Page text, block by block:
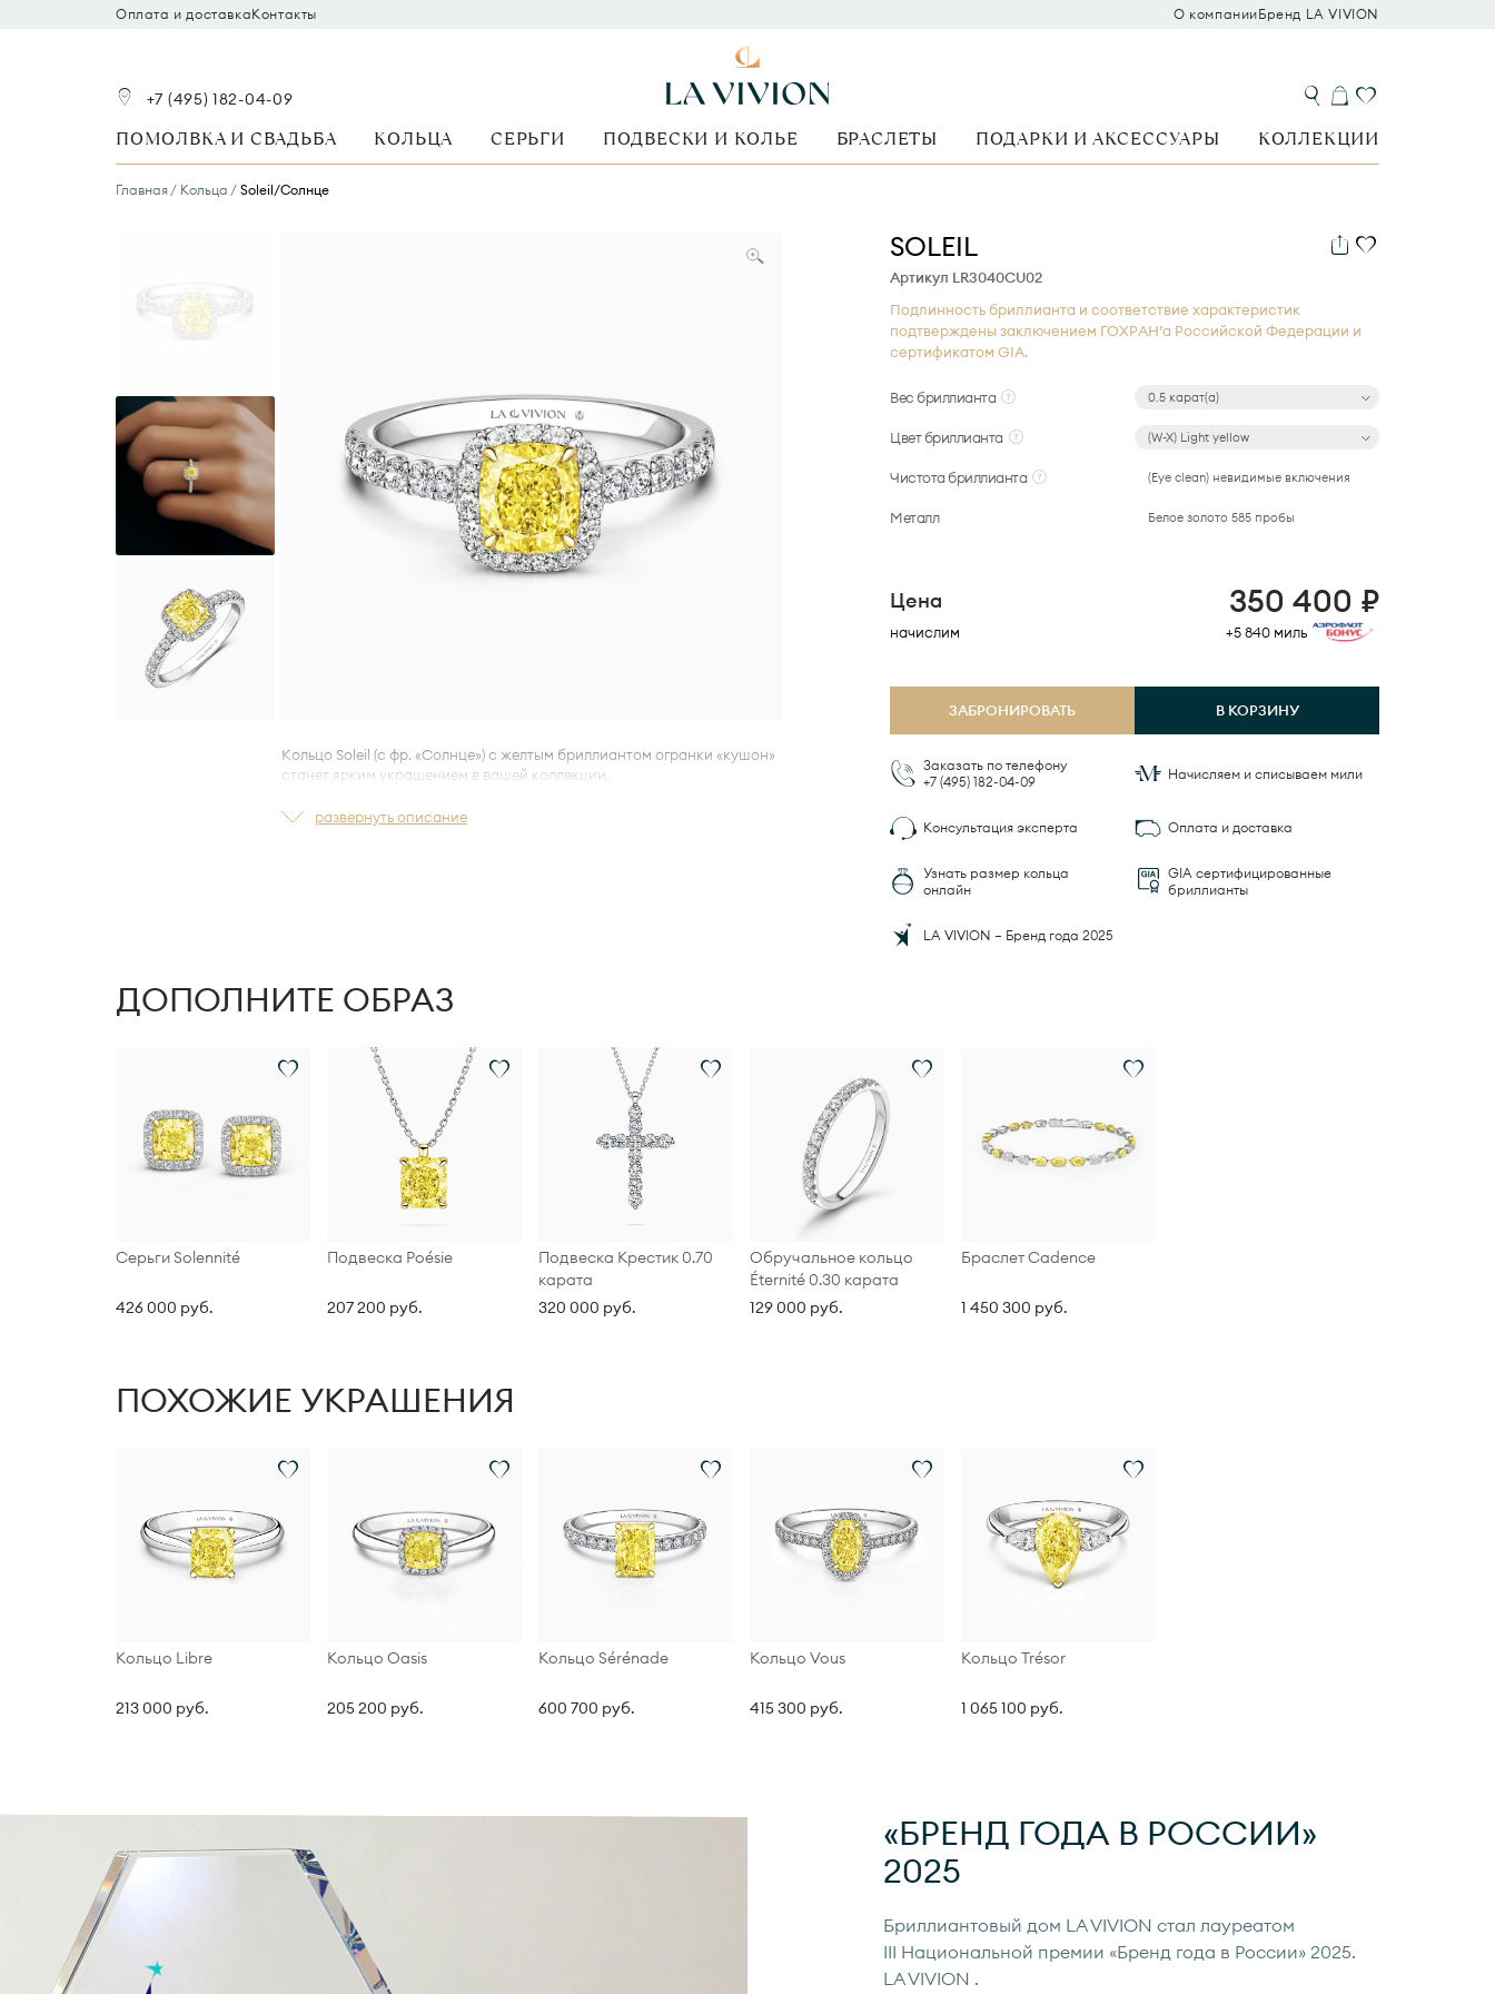
Оплата и доставкаКонтакты О компанииБренд LA VIVION
+7 (495) 182-04-09
ПОМОЛВКА И СВАДЬБА КОЛЬЦА СЕРЬГИ ПОДВЕСКИ И КОЛЬЕ БРАСЛЕТЫ ПОДАРКИ И АКСЕССУАРЫ КОЛЛЕКЦИИ
Главная Кольца Soleil/Солнце
Кольцо Soleil (c фр. «Солнце») с желтым бриллиантом огранки «кушон»
станет ярким украшением в вашей коллекции.
Центральный камень контрастно подчеркнут ободком и дорожкой
из 29 бесцветныхбриллиантов общим весом около 0.40 карата.
развернуть описание
SOLEIL
Артикул LR3040CU02
Подлинность бриллианта и соответствие характеристик
подтверждены заключением ГОХРАН’а Российской Федерации и
сертификатом GIA.
Вес бриллианта 0.5 карат(а)
Цвет бриллианта (W-X) Light yellow
Чистота бриллианта (Eye clean) невидимые включения
Металл Белое золото 585 пробы
Цена 350 400 ₽
начислим +5 840 миль
ЗАБРОНИРОВАТЬ В КОРЗИНУ
Заказать по телефону
+7 (495) 182-04-09 Начисляем и списываем мили
Консультация эксперта Оплата и доставка
Узнать размер кольца
онлайн
GIA сертифицированные
бриллианты
LA VIVION — Бренд года 2025
ДОПОЛНИТЕ ОБРАЗ
Серьги Solennité
426 000 руб.
Подвеска Poésie
207 200 руб.
Подвеска Крестик 0.70
карата
320 000 руб.
Обручальное кольцо
Éternité 0.30 карата
129 000 руб.
Браслет Cadence
1 450 300 руб.
ПОХОЖИЕ УКРАШЕНИЯ
Кольцо Libre
213 000 руб.
Кольцо Oasis
205 200 руб.
Кольцо Sérénade
600 700 руб.
Кольцо Vous
415 300 руб.
Кольцо Trésor
1 065 100 руб.
«БРЕНД ГОДА В РОССИИ»
2025
Бриллиантовый дом LA VIVION стал лауреатом
III Национальной премии «Бренд года в России» 2025.
LA VIVION .